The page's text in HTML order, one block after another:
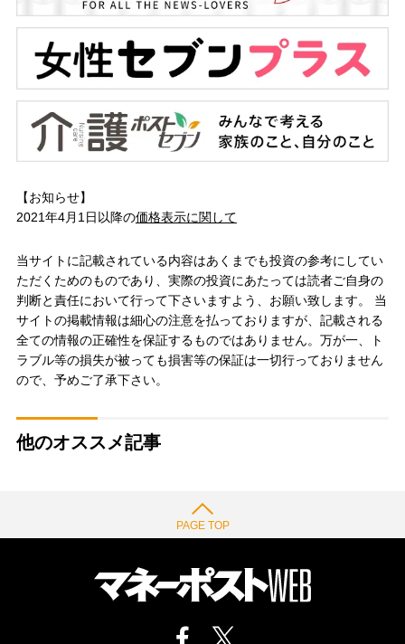
【お知らせ】
2021年4月1日以降の価格表示に関して
当サイトに記載されている内容はあくまでも投資の参考にしてい
ただくためのものであり、実際の投資にあたっては読者ご自身の
判断と責任において行って下さいますよう、お願い致します。 当
サイトの掲載情報は細心の注意を払っておりますが、記載される
全ての情報の正確性を保証するものではありません。万が一、ト
ラブル等の損失が被っても損害等の保証は一切行っておりません
ので、予めご了承下さい。
他のオススメ記事
PAGE TOP